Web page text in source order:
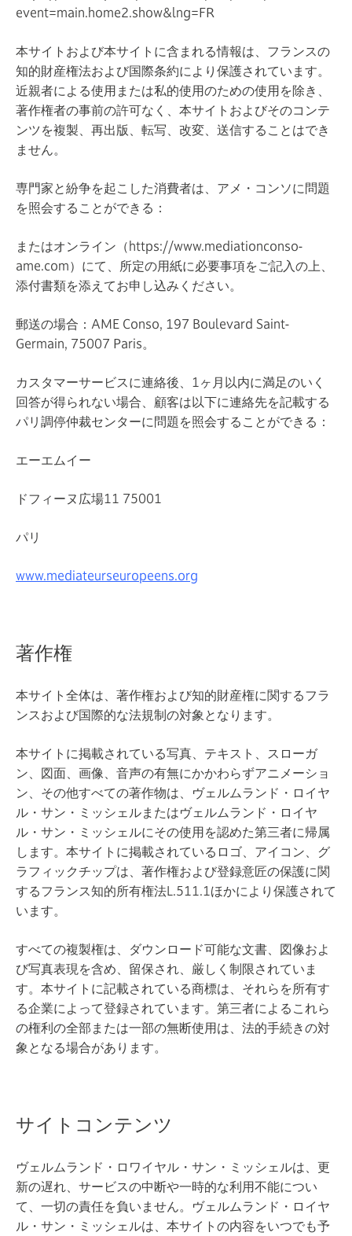
event=main.home2.show&lng=FR
本サイトおよび本サイトに含まれる情報は、フランスの
知的財産権法および国際条約により保護されています。
近親者による使用または私的使用のための使用を除き、
著作権者の事前の許可なく、本サイトおよびそのコンテ
ンツを複製、再出版、転写、改変、送信することはでき
ません。
専門家と紛争を起こした消費者は、アメ・コンソに問題
を照会することができる：
またはオンライン（https://www.mediationconso-
ame.com）にて、所定の用紙に必要事項をご記入の上、
添付書類を添えてお申し込みください。
郵送の場合：AME Conso, 197 Boulevard Saint-
Germain, 75007 Paris。
カスタマーサービスに連絡後、1ヶ月以内に満足のいく
回答が得られない場合、顧客は以下に連絡先を記載する
パリ調停仲裁センターに問題を照会することができる：
エーエムイー
ドフィーヌ広場11 75001
パリ
www.mediateurseuropeens.org
著作権
本サイト全体は、著作権および知的財産権に関するフラ
ンスおよび国際的な法規制の対象となります。
本サイトに掲載されている写真、テキスト、スローガ
ン、図面、画像、音声の有無にかかわらずアニメーショ
ン、その他すべての著作物は、ヴェルムランド・ロイヤ
ル・サン・ミッシェルまたはヴェルムランド・ロイヤ
ル・サン・ミッシェルにその使用を認めた第三者に帰属
します。本サイトに掲載されているロゴ、アイコン、グ
ラフィックチップは、著作権および登録意匠の保護に関
するフランス知的所有権法L.511.1ほかにより保護されて
います。
すべての複製権は、ダウンロード可能な文書、図像およ
び写真表現を含め、留保され、厳しく制限されていま
す。本サイトに記載されている商標は、それらを所有す
る企業によって登録されています。第三者によるこれら
の権利の全部または一部の無断使用は、法的手続きの対
象となる場合があります。
サイトコンテンツ
ヴェルムランド・ロワイヤル・サン・ミッシェルは、更
新の遅れ、サービスの中断や一時的な利用不能につい
て、一切の責任を負いません。ヴェルムランド・ロイヤ
ル・サン・ミッシェルは、本サイトの内容をいつでも予